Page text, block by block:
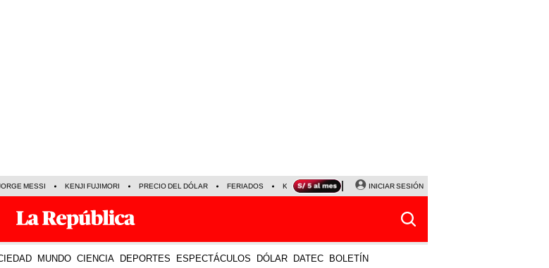
MESSI KENJI FUJIMORI PRECIO DEL DÓLAR FERIADOS KEIKO FUJIMORI NALDY SALDAÑA
INICIAR SESIÓN
MUNDO CIENCIA DEPORTES ESPECTÁCULOS DÓLAR DATEC BOLETÍN